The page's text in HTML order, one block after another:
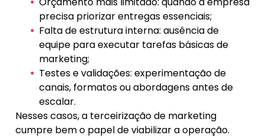
precisa priorizar entregas essenciais;
Falta de estrutura interna: ausência de
equipe para executar tarefas básicas de
marketing;
Testes e validações: experimentação de
canais, formatos ou abordagens antes de
escalar.
Nesses casos, a terceirização de marketing
cumpre bem o papel de viabilizar a operação.